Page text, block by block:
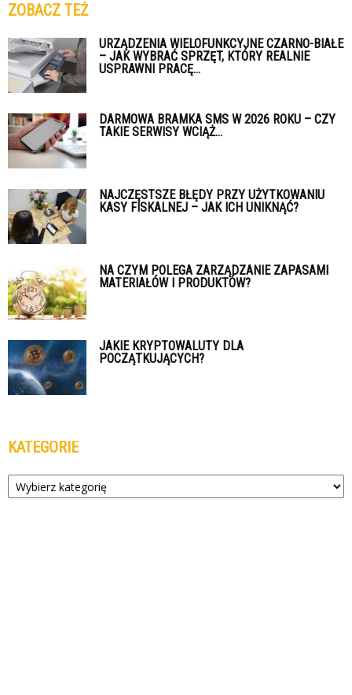
ZOBACZ TEŻ
URZĄDZENIA WIELOFUNKCYJNE CZARNO-BIAŁE
– JAK WYBRAĆ SPRZĘT, KTÓRY REALNIE
USPRAWNI PRACĘ...
DARMOWA BRAMKA SMS W 2026 ROKU – CZY
TAKIE SERWISY WCIĄŻ...
NAJCZĘSTSZE BŁĘDY PRZY UŻYTKOWANIU
KASY FISKALNEJ – JAK ICH UNIKNĄĆ?
NA CZYM POLEGA ZARZĄDZANIE ZAPASAMI
MATERIAŁÓW I PRODUKTÓW?
JAKIE KRYPTOWALUTY DLA
POCZĄTKUJĄCYCH?
KATEGORIE
Kategorie